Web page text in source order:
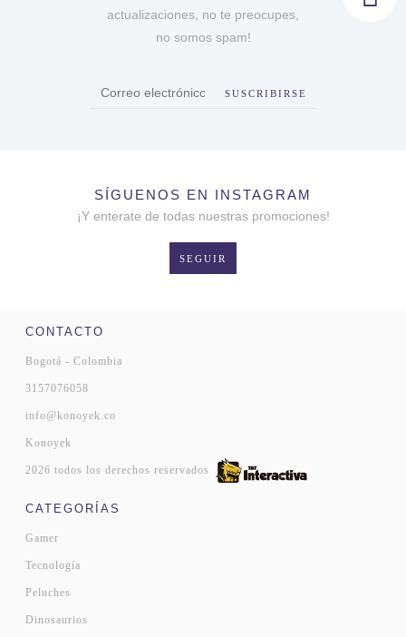
actualizaciones, no te preocupes,
no somos spam!
SUSCRIBIRSE
SÍGUENOS EN INSTAGRAM
¡Y enterate de todas nuestras promociones!
SEGUIR
CONTACTO
Bogotá - Colombia
3157076058
info@konoyek.co
Konoyek
2026 todos los derechos reservados
CATEGORÍAS
Gamer
Tecnología
Peluches
Dinosaurios